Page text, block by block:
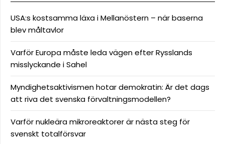
USA:s kostsamma läxa i Mellanöstern – när baserna
blev måltavlor
Varför Europa måste leda vägen efter Rysslands
misslyckande i Sahel
Myndighetsaktivismen hotar demokratin: Är det dags
att riva det svenska förvaltningsmodellen?
Varför nukleära mikroreaktorer är nästa steg för
svenskt totalförsvar